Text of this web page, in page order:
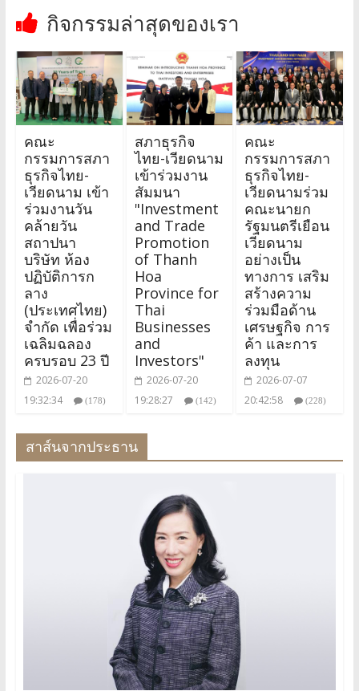
กิจกรรมล่าสุดของเรา
คณะ
กรรมการสภา
ธุรกิจไทย-
เวียดนาม เข้า
ร่วมงานวัน
คล้ายวัน
สถาปนา
บริษัท ห้อง
ปฏิบัติการก
ลาง
(ประเทศไทย)
จำกัด เพื่อร่วม
เฉลิมฉลอง
ครบรอบ 23 ปี
2026-07-20
19:32:34
(178)
สภาธุรกิจ
ไทย-เวียดนาม
เข้าร่วมงาน
สัมมนา
"Investment
and Trade
Promotion
of Thanh
Hoa
Province for
Thai
Businesses
and
Investors"
2026-07-20
19:28:27
(142)
คณะ
กรรมการสภา
ธุรกิจไทย-
เวียดนามร่วม
คณะนายก
รัฐมนตรีเยือน
เวียดนาม
อย่างเป็น
ทางการ เสริม
สร้างความ
ร่วมมือด้าน
เศรษฐกิจ การ
ค้า และการ
ลงทุน
2026-07-07
20:42:58
(228)
สาส์นจากประธาน